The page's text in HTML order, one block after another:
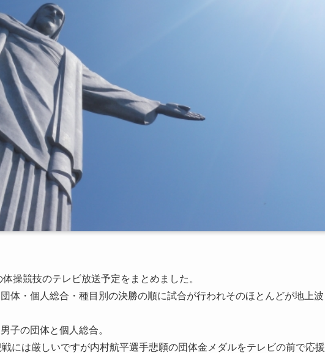
操競技のテレビ放送予定をまとめました。
体・個人総合・種目別の決勝の順に試合が行われそのほとんどが地上波
子の団体と個人総合。
には厳しいですが内村航平選手悲願の団体金メダルをテレビの前で応援